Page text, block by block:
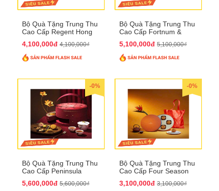
Bộ Quà Tặng Trung Thu
Cao Cấp Regent Hong
4,100,000đ 4,100,000₫
Bộ Quà Tặng Trung Thu
Cao Cấp Fortnum &
5,100,000đ 5,100,000₫
-0%
Bộ Quà Tặng Trung Thu
Cao Cấp Peninsula
5,600,000đ 5,600,000₫
-0%
Bộ Quà Tặng Trung Thu
Cao Cấp Four Season
3,100,000đ 3,100,000₫